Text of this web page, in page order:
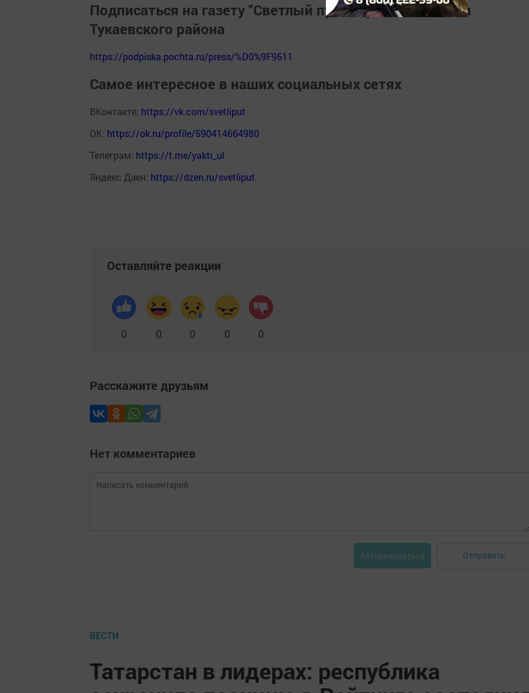
Подписаться на газету "Светлый путь" и узнать о жизни
Тукаевского района
https://podpiska.pochta.ru/press/%D0%9F9511
Самое интересное в наших социальных сетях
ВКонтакте: https://vk.com/svetliput
ОК: https://ok.ru/profile/590414664980
Телеграм: https://t.me/yakti_ul
Яндекс Дзен: https://dzen.ru/svetliput
Оставляйте реакции
0 0 0 0 0
Расскажите друзьям
Нет комментариев
Авторизоваться Отправить
ВЕСТИ
Татарстан в лидерах: республика